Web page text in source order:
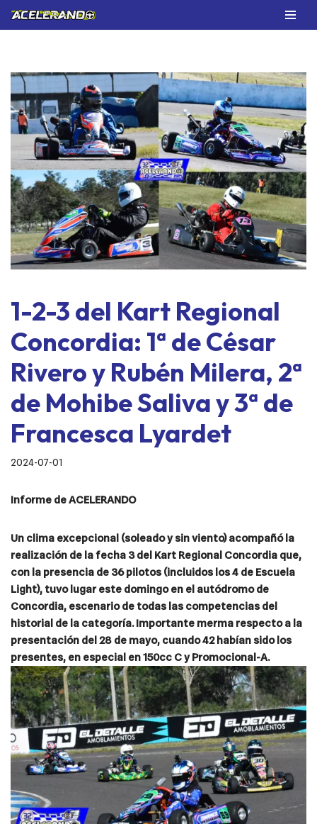
contenido
1-2-3 del Kart Regional
Concordia: 1ª de César
Rivero y Rubén Milera, 2ª
de Mohibe Saliva y 3ª de
Francesca Lyardet
2024-07-01
Informe de ACELERANDO
Un clima excepcional (soleado y sin viento) acompañó la
realización de la fecha 3 del Kart Regional Concordia que,
con la presencia de 36 pilotos (incluidos los 4 de Escuela
Light), tuvo lugar este domingo en el autódromo de
Concordia, escenario de todas las competencias del
historial de la categoría. Importante merma respecto a la
presentación del 28 de mayo, cuando 42 habían sido los
presentes, en especial en 150cc C y Promocional-A.